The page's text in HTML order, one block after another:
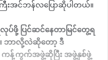
ကြီးအင်ဘန်လပြောဆိုပါတယ်။
လုပ်ဖို့ ပြင်ဆင်နေတာမြင်တွေ့ရ
ဘာလို့လဲဆိုတော့ ဒီ
န့်ကွက်အဖွဲ့ဆိုပြီး အဖွဲ့နှစ်ဖွဲ့